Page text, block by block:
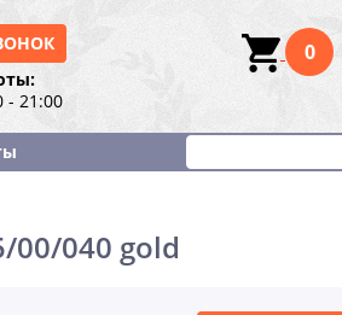
- 21:00
0
00/040 gold